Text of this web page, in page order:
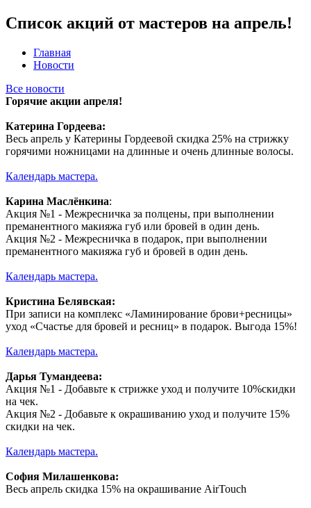
Список акций от мастеров на апрель!
Главная
Новости
Все новости
Горячие акции апреля!
Катерина Гордеева:
Весь апрель у Катерины Гордеевой скидка 25% на стрижку
горячими ножницами на длинные и очень длинные волосы.
Календарь мастера.
Карина Маслёнкина:
Акция №1 - Межресничка за полцены, при выполнении
преманентного макияжа губ или бровей в один день.
Акция №2 - Межресничка в подарок, при выполнении
преманентного макияжа губ и бровей в один день.
Календарь мастера.
Кристина Белявская:
При записи на комплекс «Ламинирование брови+ресницы»
уход «Счастье для бровей и ресниц» в подарок. Выгода 15%!
Календарь мастера.
Дарья Тумандеева:
Акция №1 - Добавьте к стрижке уход и получите 10%скидки
на чек.
Акция №2 - Добавьте к окрашиванию уход и получите 15%
скидки на чек.
Календарь мастера.
София Милашенкова:
Весь апрель скидка 15% на окрашивание AirTouch